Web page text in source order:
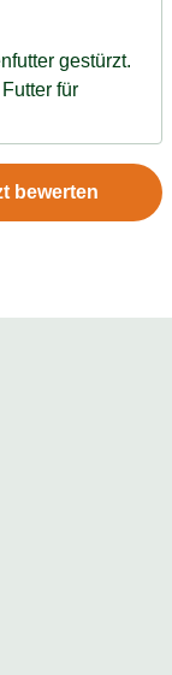
gestürzt.
für
bewerten